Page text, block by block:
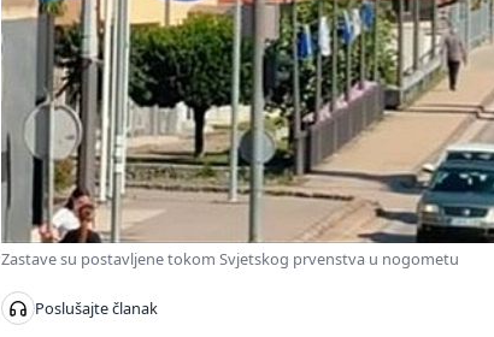
Zastave su postavljene tokom Svjetskog prvenstva u nogometu
Poslušajte članak